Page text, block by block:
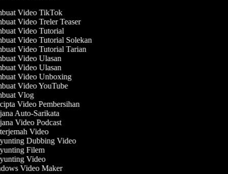
Video TikTok
Video Treler Teaser
Video Tutorial
Video Tutorial Solekan
Video Tutorial Tarian
Video Ulasan
Video Ulasan
Video Unboxing
Video YouTube
Vlog
Video Pembersihan
Auto-Sarikata
Video Podcast
Video
Dubbing Video
Filem
Video
Video Maker